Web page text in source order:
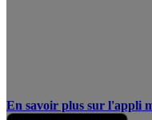
En savoir plus sur l'appli